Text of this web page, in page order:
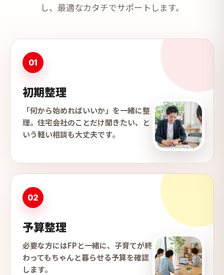
し、最適なカタチでサポートします。
01
初期整理
「何から始めればいいか」を一緒に整
理。住宅会社のことだけ聞きたい、と
いう軽い相談も大丈夫です。
02
予算整理
必要な方にはFPと一緒に、子育てが終
わってもちゃんと暮らせる予算を確認
します。